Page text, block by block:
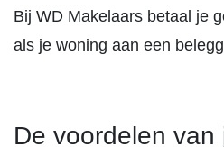
Bij WD Makelaars betaal je
als je woning aan een
De voordelen van